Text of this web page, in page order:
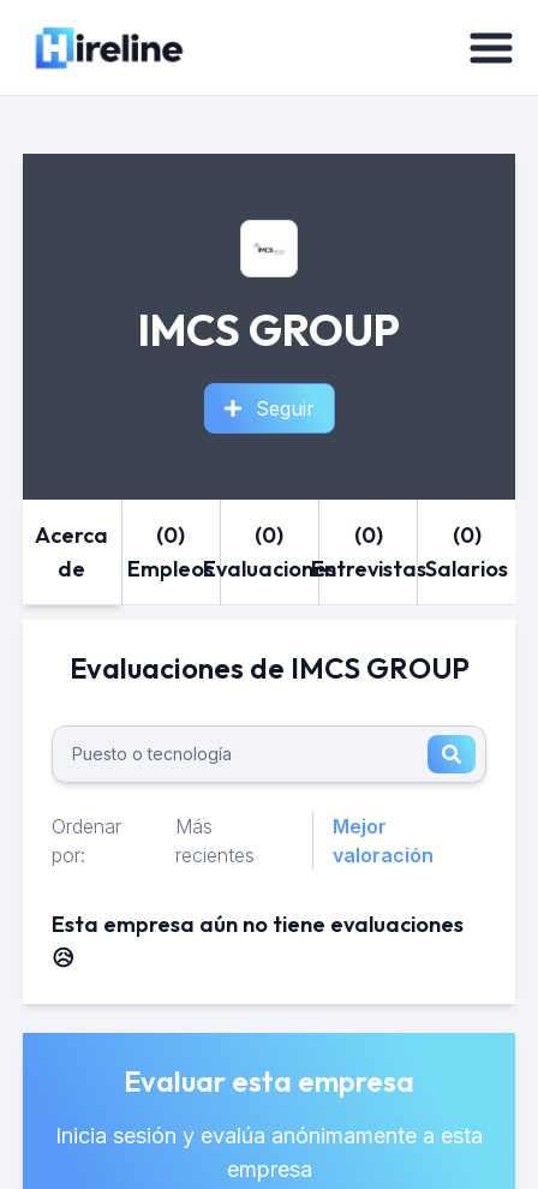
IMCS GROUP
Seguir
Acerca
de
(0)
Empleos
(0)
Evaluaciones
(0)
Entrevistas
(0)
Salarios
Evaluaciones de IMCS GROUP
Ordenar
por:
Más
recientes
Mejor
valoración
Esta empresa aún no tiene evaluaciones
😥
Evaluar esta empresa
Inicia sesión y evalúa anónimamente a esta
empresa